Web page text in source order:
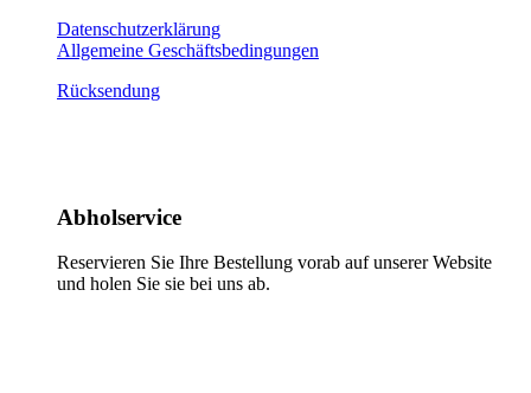
Datenschutzerklärung
Allgemeine Geschäftsbedingungen
Rücksendung
Abholservice
Reservieren Sie Ihre Bestellung vorab auf unserer Website
und holen Sie sie bei uns ab.